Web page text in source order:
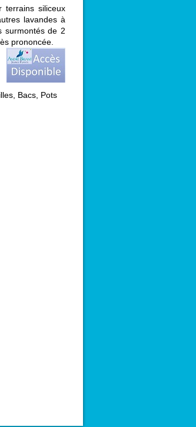
terrains siliceux
lavandes à
surmontés de 2
prononcée.
Bacs, Pots